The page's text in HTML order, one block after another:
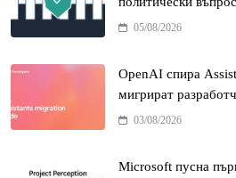
05/08/2026
OpenAI спира
мигрират
03/08/2026
Microsoft пусна